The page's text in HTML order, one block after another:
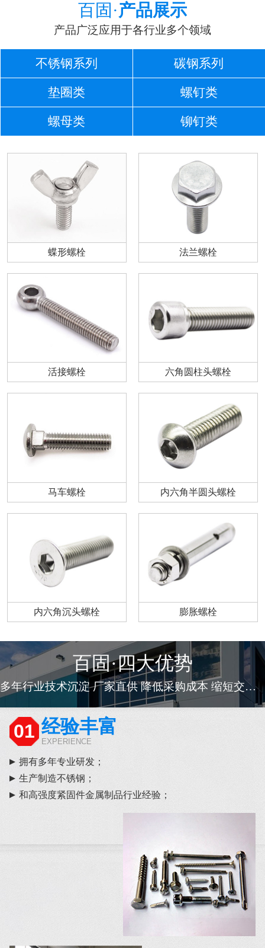
百固·产品展示
产品广泛应用于各行业多个领域
不锈钢系列 碳钢系列
垫圈类 螺钉类
螺母类 铆钉类
蝶形螺栓 法兰螺栓
活接螺栓 六角圆柱头螺栓
马车螺栓 内六角半圆头螺栓
内六角沉头螺栓 膨胀螺栓
百固·四大优势
多年行业技术沉淀 厂家直供 降低采购成本 缩短交货周期
01 经验丰富
EXPERIENCE
拥有多年专业研发；
生产制造不锈钢；
和高强度紧固件金属制品行业经验；